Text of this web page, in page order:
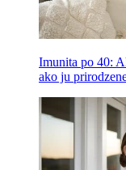
Imunita po 40:
ako ju